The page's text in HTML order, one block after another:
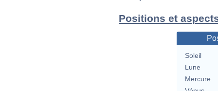
Positions et
Soleil
Lune
Mercure